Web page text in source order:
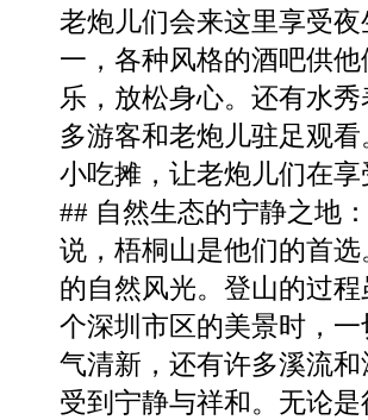
老炮儿们会来这里享受
一，各种风格的酒吧供
乐，放松身心。还有水
多游客和老炮儿驻足观
小吃摊，让老炮儿们在
## 自然生态的宁静之地
说，梧桐山是他们的首
的自然风光。登山的过
个深圳市区的美景时，
气清新，还有许多溪流
受到宁静与祥和。无论